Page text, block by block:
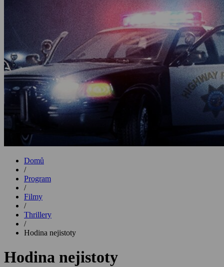
Domů
/
Program
/
Filmy
/
Thrillery
/
Hodina nejistoty
Hodina nejistoty